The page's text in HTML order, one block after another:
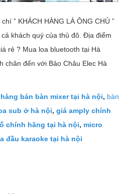
” KHÁCH HÀNG LÀ ÔNG CHỦ ”
khách quý của thủ đô. Địa điểm
rẻ ? Mua loa bluetooth tại Hà
chân đến với Bảo Châu Elec Hà
bán bàn mixer tại hà nội, bàn
sub ở hà nội, giá amply chính
chính hãng tại hà nội, micro
đầu karaoke tại hà nội